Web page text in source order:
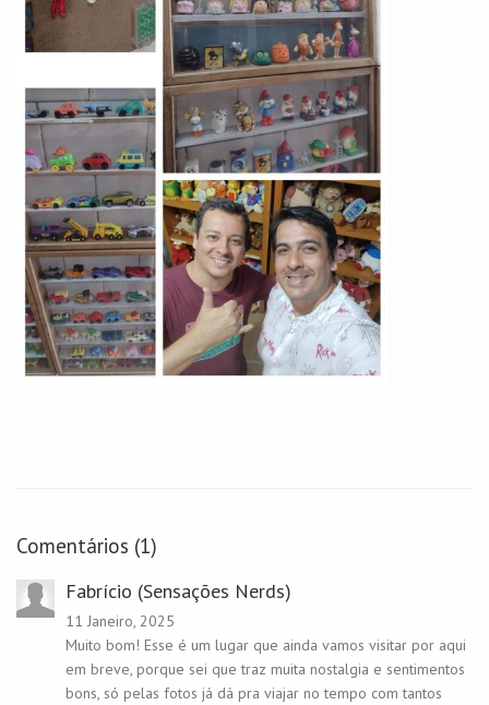
Comentários (1)
Fabrício (Sensações Nerds)
11 Janeiro, 2025
Muito bom! Esse é um lugar que ainda vamos visitar por aqui
em breve, porque sei que traz muita nostalgia e sentimentos
bons, só pelas fotos já dá pra viajar no tempo com tantos